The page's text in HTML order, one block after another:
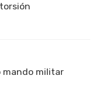
mando militar